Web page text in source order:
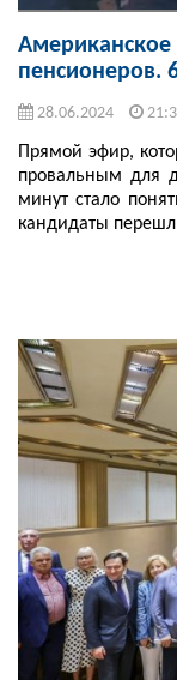
пенсионеров.
28.06.2024
Прямой эфир,
провальным для
минут стало
кандидаты